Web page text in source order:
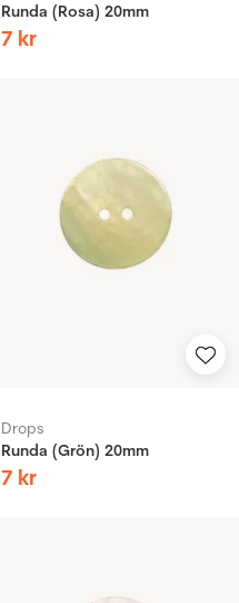
Runda (Rosa) 20mm
7 kr
Drops
Runda (Grön) 20mm
7 kr